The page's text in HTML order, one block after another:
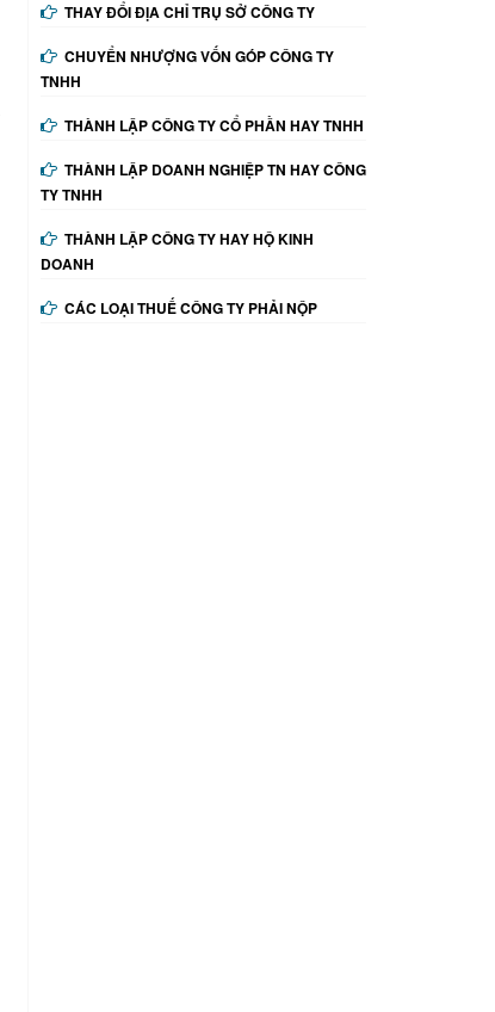
THAY ĐỔI ĐỊA CHỈ TRỤ SỞ CÔNG TY
CHUYỂN NHƯỢNG VỐN GÓP CÔNG TY
TNHH
THÀNH LẬP CÔNG TY CỔ PHẦN HAY TNHH
THÀNH LẬP DOANH NGHIỆP TN HAY CÔNG
TY TNHH
THÀNH LẬP CÔNG TY HAY HỘ KINH
DOANH
CÁC LOẠI THUẾ CÔNG TY PHẢI NỘP